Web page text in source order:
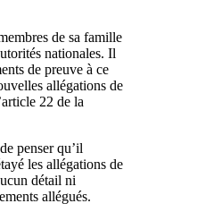
de sa famille
nationales. Il
de preuve à ce
allégations de
22 de la
penser qu’il
les allégations de
détail ni
allégués.